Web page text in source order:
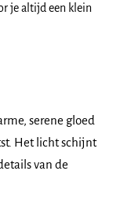
je altijd een klein
serene gloed
Het licht schijnt
van de